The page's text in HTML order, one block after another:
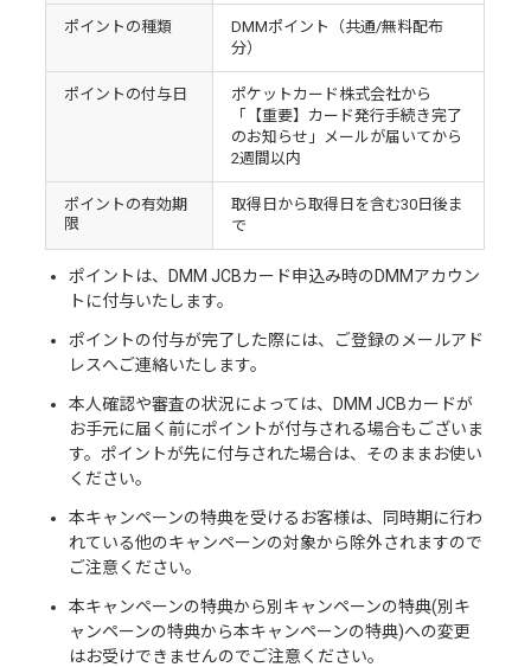
ポイントの種類
DMMポイント（共通/無料配布
分）
ポイントの付与日
ポケットカード株式会社から
「【重要】カード発行手続き完了
のお知らせ」メールが届いてから
2週間以内
ポイントの有効期
限
取得日から取得日を含む30日後ま
で
ポイントは、DMM JCBカード申込み時のDMMアカウン
トに付与いたします。
ポイントの付与が完了した際には、ご登録のメールアド
レスへご連絡いたします。
本人確認や審査の状況によっては、DMM JCBカードが
お手元に届く前にポイントが付与される場合もございま
す。ポイントが先に付与された場合は、そのままお使い
ください。
本キャンペーンの特典を受けるお客様は、同時期に行わ
れている他のキャンペーンの対象から除外されますので
ご注意ください。
本キャンペーンの特典から別キャンペーンの特典(別キ
ャンペーンの特典から本キャンペーンの特典)への変更
はお受けできませんのでご注意ください。